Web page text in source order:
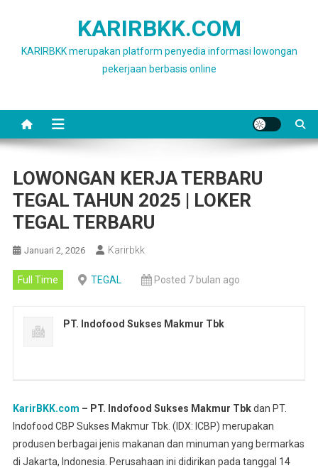
KARIRBKK.COM
KARIRBKK merupakan platform penyedia informasi lowongan
pekerjaan berbasis online
LOWONGAN KERJA TERBARU
TEGAL TAHUN 2025 | LOKER
TEGAL TERBARU
Januari 2, 2026 Karirbkk
Full Time TEGAL Posted 7 bulan ago
PT. Indofood Sukses Makmur Tbk
KarirBKK.com – PT. Indofood Sukses Makmur Tbkdan PT.
Indofood CBP Sukses Makmur Tbk. (IDX: ICBP) merupakan
produsen berbagai jenis makanan dan minuman yang bermarkas
di Jakarta, Indonesia. Perusahaan ini didirikan pada tanggal 14